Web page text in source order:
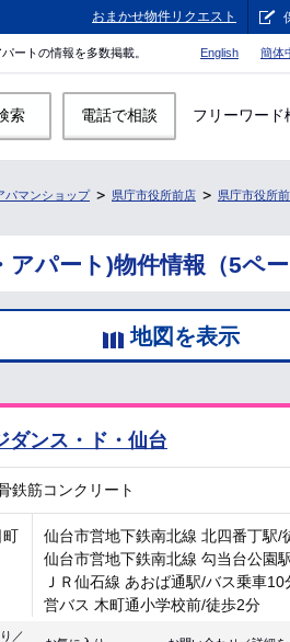
おまかせ物件リクエスト
ートの情報を多数掲載。 English 簡体
索 電話で相談 フリーワード
パマンショップ 県庁市役所前店 県庁市役所
パート)物件情報（5ペー
地図を表示
ダンス・ド・仙台
鉄筋コンクリート
町
仙台市営地下鉄南北線 北四番丁駅/
仙台市営地下鉄南北線 勾当台公園
ＪＲ仙石線 あおば通駅/バス乗車
営バス 木町通小学校前/徒歩2分
／